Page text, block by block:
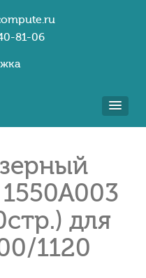
81-06
для
1120